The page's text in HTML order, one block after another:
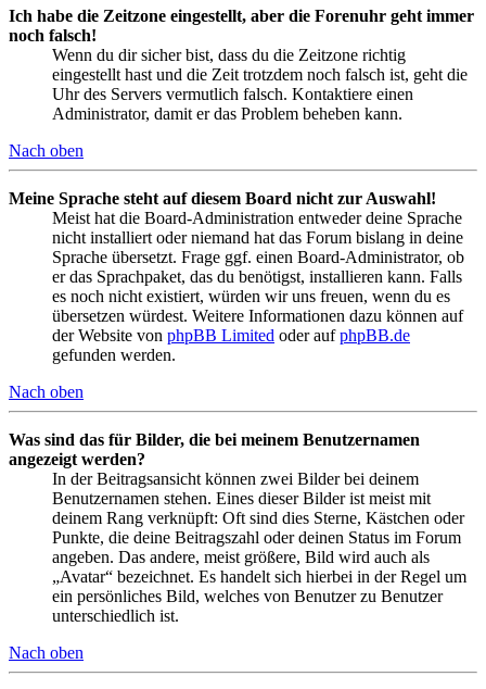
Ich habe die Zeitzone eingestellt, aber die Forenuhr geht immer
noch falsch!
Wenn du dir sicher bist, dass du die Zeitzone richtig
eingestellt hast und die Zeit trotzdem noch falsch ist, geht die
Uhr des Servers vermutlich falsch. Kontaktiere einen
Administrator, damit er das Problem beheben kann.
Nach oben
Meine Sprache steht auf diesem Board nicht zur Auswahl!
Meist hat die Board-Administration entweder deine Sprache
nicht installiert oder niemand hat das Forum bislang in deine
Sprache übersetzt. Frage ggf. einen Board-Administrator, ob
er das Sprachpaket, das du benötigst, installieren kann. Falls
es noch nicht existiert, würden wir uns freuen, wenn du es
übersetzen würdest. Weitere Informationen dazu können auf
der Website von phpBB Limited oder aufphpBB.de
gefunden werden.
Nach oben
Was sind das für Bilder, die bei meinem Benutzernamen
angezeigt werden?
In der Beitragsansicht können zwei Bilder bei deinem
Benutzernamen stehen. Eines dieser Bilder ist meist mit
deinem Rang verknüpft: Oft sind dies Sterne, Kästchen oder
Punkte, die deine Beitragszahl oder deinen Status im Forum
angeben. Das andere, meist größere, Bild wird auch als
„Avatar“ bezeichnet. Es handelt sich hierbei in der Regel um
ein persönliches Bild, welches von Benutzer zu Benutzer
unterschiedlich ist.
Nach oben